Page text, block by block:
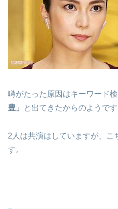
噂がたった原因はキーワード
豊」
と出てきたからのようです
2人は共演はしていますが、こ
す。